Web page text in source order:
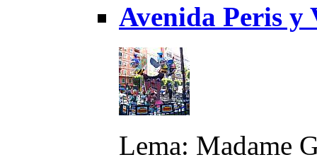
Avenida Peris y
Lema: Madame